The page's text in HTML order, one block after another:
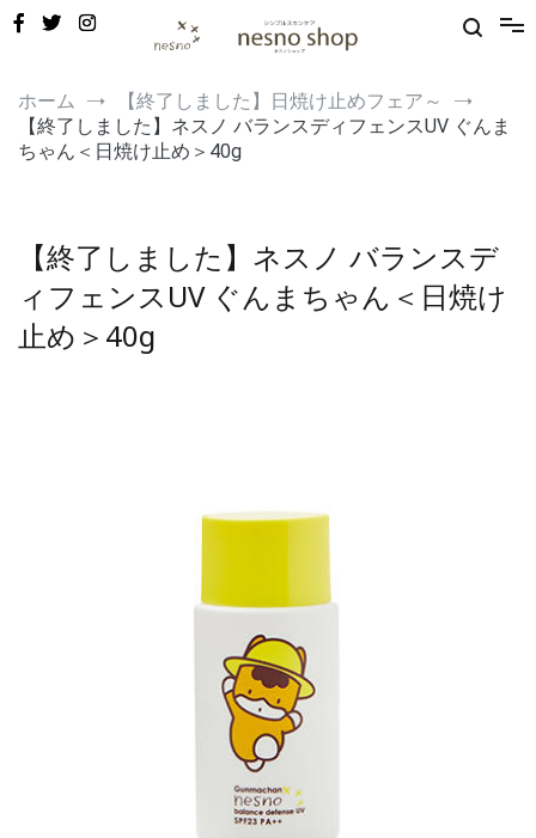
nesno（ネスノ）公式
ホーム
【終了しました】日焼け止めフェア～
【終了しました】ネスノ バランスディフェンスUV ぐんま
ちゃん＜日焼け止め＞40g
【終了しました】ネスノ バランスデ
ィフェンスUV ぐんまちゃん＜日焼け
止め＞40g